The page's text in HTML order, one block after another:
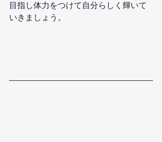
目指し体力をつけて自分らしく輝いて
いきましょう。